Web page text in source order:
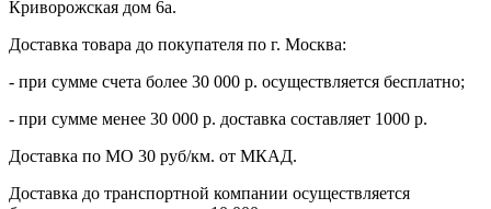
Криворожская дом 6а.
Доставка товара до покупателя по г. Москва:
- при сумме счета более 30 000 р. осуществляется бесплатно;
- при сумме менее 30 000 р. доставка составляет 1000 р.
Доставка по МО 30 руб/км. от МКАД.
Доставка до транспортной компании осуществляется